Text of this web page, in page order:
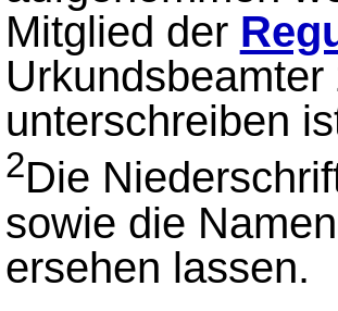
Mitglied der
unterschreiben
2Die
sowie die
ersehen lassen.